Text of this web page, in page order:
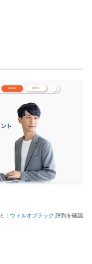
： ウィルオブテック 評判を確認